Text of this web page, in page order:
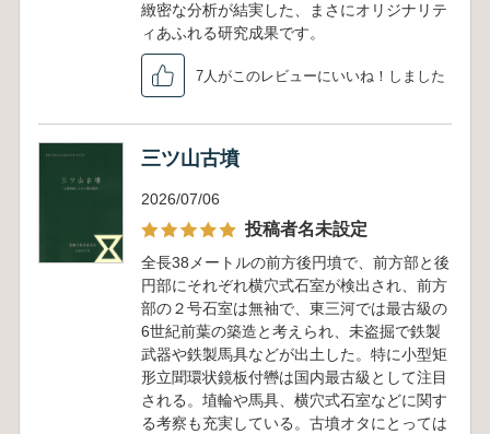
緻密な分析が結実した、まさにオリジナリテ
ィあふれる研究成果です。
7人がこのレビューにいいね！しました
三ツ山古墳
2026/07/06
投稿者名未設定
全長38メートルの前方後円墳で、前方部と後
円部にそれぞれ横穴式石室が検出され、前方
部の２号石室は無袖で、東三河では最古級の
6世紀前葉の築造と考えられ、未盗掘で鉄製
武器や鉄製馬具などが出土した。特に小型矩
形立聞環状鏡板付轡は国内最古級として注目
される。埴輪や馬具、横穴式石室などに関す
る考察も充実している。古墳オタにとっては